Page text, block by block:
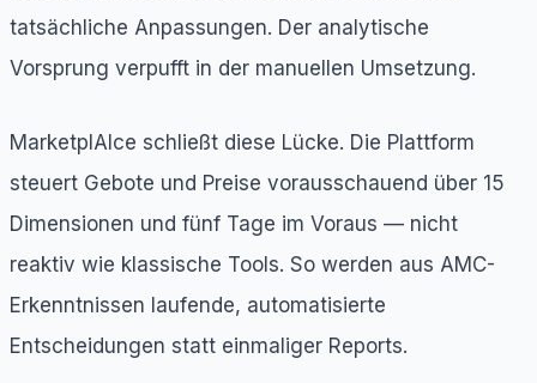
tatsächliche Anpassungen. Der analytische
Vorsprung verpufft in der manuellen Umsetzung.
MarketplAIce schließt diese Lücke. Die Plattform
steuert Gebote und Preise vorausschauend über 15
Dimensionen und fünf Tage im Voraus — nicht
reaktiv wie klassische Tools. So werden aus AMC-
Erkenntnissen laufende, automatisierte
Entscheidungen statt einmaliger Reports.